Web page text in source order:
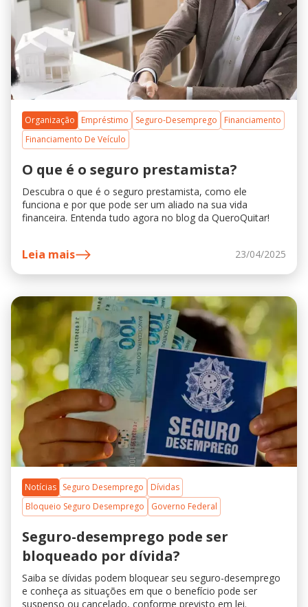
Organização Empréstimo Seguro-Desemprego
Financiamento
Financiamento De Veículo
O que é o seguro prestamista?
Descubra o que é o seguro prestamista, como ele
funciona e por que pode ser um aliado na sua vida
financeira. Entenda tudo agora no blog da QueroQuitar!
Leia mais 23/04/2025
Notícias Seguro Desemprego
Dívidas
Bloqueio Seguro Desemprego
Governo Federal
Seguro-desemprego pode ser
bloqueado por dívida?
Saiba se dívidas podem bloquear seu seguro-desemprego
e conheça as situações em que o benefício pode ser
suspenso ou cancelado, conforme previsto em lei.